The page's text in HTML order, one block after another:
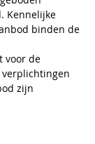
Kennelijke
binden de
voor de
zijn